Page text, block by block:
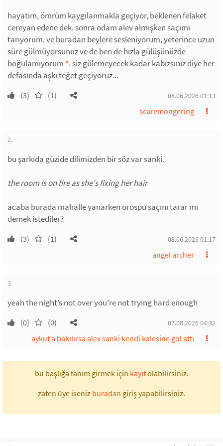
hayatım, ömrüm kaygılanmakla geçiyor, beklenen felaket
cereyan edene dek. sonra odam alev almışken saçımı
tarıyorum. ve buradan beylere sesleniyorum, yeterince uzun
süre gülmüyorsunuz ve de ben de hızla gülüşünüzde
boğulamıyorum *. siz gülemeyecek kadar kabızsınız diye her
defasında aşkı teğet geçiyoruz...
(3) (1) 08.06.2026 01:13
scaremongering
2.
bu şarkıda güzide dilimizden bir söz var sanki.
the room is on fire as she's fixing her hair
acaba burada mahalle yanarken orospu saçını tarar mı
demek istediler?
(3) (1) 08.06.2026 01:17
angel archer
3.
yeah the night’s not over you’re not trying hard enough
(0) (0) 07.08.2026 04:32
aykut’a bakılırsa alex sanki kendi kalesine gol attı
bu başlığa tanım girmek için kayıtolabilirsiniz.
zaten üye iseniz buradan giriş yapabilirsiniz.